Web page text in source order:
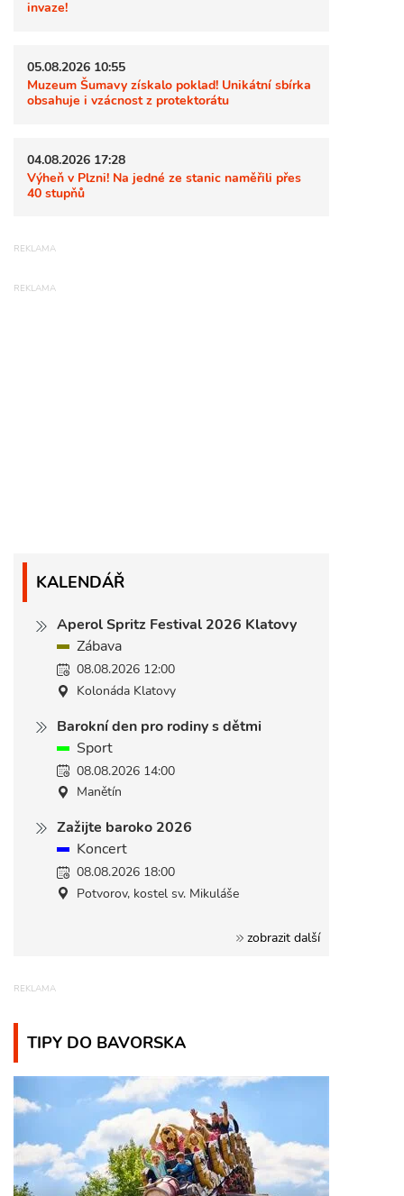
invaze!
05.08.2026 10:55
Muzeum Šumavy získalo poklad! Unikátní sbírka
obsahuje i vzácnost z protektorátu
04.08.2026 17:28
Výheň v Plzni! Na jedné ze stanic naměřili přes
40 stupňů
KALENDÁŘ
Aperol Spritz Festival 2026 Klatovy
Zábava
08.08.2026 12:00
Kolonáda Klatovy
Barokní den pro rodiny s dětmi
Sport
08.08.2026 14:00
Manětín
Zažijte baroko 2026
Koncert
08.08.2026 18:00
Potvorov, kostel sv. Mikuláše
zobrazit další
TIPY DO BAVORSKA